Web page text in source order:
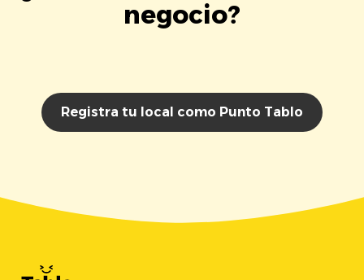
negocio?
Registra tu local como Punto Tablo